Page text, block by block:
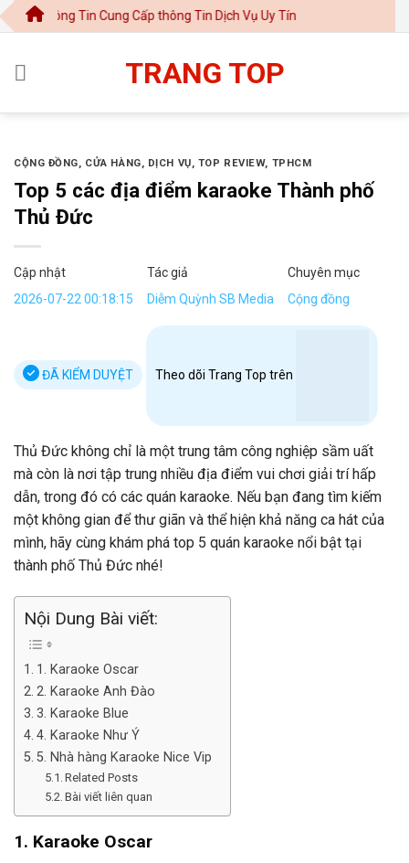
Chuyển
đến
dung
Tin Cung Cấp thông Tin Dịch Vụ Uy Tín
TRANG TOP
CỘNG ĐỒNG, CỬA HÀNG, DỊCH VỤ, TOP REVIEW, TPHCM
Top 5 các địa điểm karaoke Thành phố
Thủ Đức
Cập nhật
2026-07-22 00:18:15
Tác giả
Diễm Quỳnh SB Media
Chuyên mục
Cộng đồng
ĐÃ KIỂM DUYỆT Theo dõi Trang Top trên
Thủ Đức không chỉ là một trung tâm công nghiệp sầm uất
mà còn là nơi tập trung nhiều địa điểm vui chơi giải trí hấp
dẫn, trong đó có các quán karaoke. Nếu bạn đang tìm kiếm
một không gian để thư giãn và thể hiện khả năng ca hát của
mình, hãy cùng khám phá top 5 quán karaoke nổi bật tại
thành phố Thủ Đức nhé!
Nội Dung Bài viết:
1. Karaoke Oscar
2. Karaoke Anh Đào
3. Karaoke Blue
4. Karaoke Như Ý
5. Nhà hàng Karaoke Nice Vip
Related Posts
Bài viết liên quan
1. Karaoke Oscar